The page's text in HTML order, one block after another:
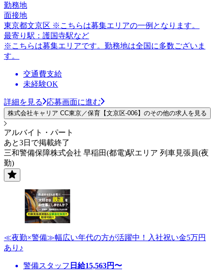
勤務地
面接地
東京都文京区 ※こちらは募集エリアの一例となります。
最寄り駅：護国寺駅など
※こちらは募集エリアです。勤務地は全国に多数ございま
す。
交通費支給
未経験OK
詳細を見る 応募画面に進む
株式会社キャリア CC東京／保育【文京区-006】のその他の求人を見る
アルバイト・パート
あと3日で掲載終了
三和警備保障株式会社 早稲田(都電)駅エリア 列車見張員(夜
勤)
≪夜勤×警備≫幅広い年代の方が活躍中！入社祝い金5万円
あり♪
警備スタッフ 日給15,563円〜